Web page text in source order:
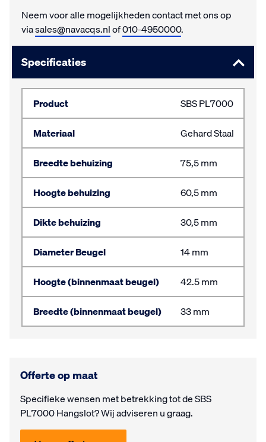
Neem voor alle mogelijkheden contact met ons op
viasales@navacqs.nlof010-4950000.
Specificaties
Product
SBS PL7000
Materiaal
Gehard Staal
Breedte behuizing
75,5 mm
Hoogte behuizing
60,5 mm
Dikte behuizing
30,5 mm
Diameter Beugel
14 mm
Hoogte (binnenmaat beugel)
42.5 mm
Breedte (binnenmaat beugel)
33 mm
Offerte op maat
Specifieke wensen met be­trek­king tot de SBS
PL7000 Hangslot? Wij ad­vi­seren u graag.